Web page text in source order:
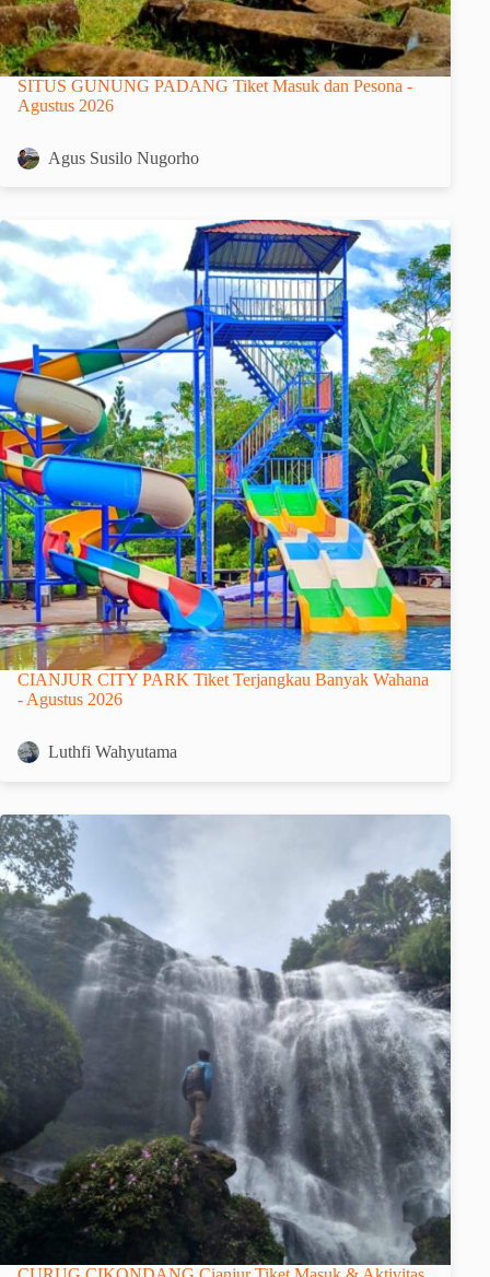
SITUS GUNUNG PADANG Tiket Masuk dan Pesona -
Agustus 2026
Agus Susilo Nugorho
CIANJUR CITY PARK Tiket Terjangkau Banyak Wahana
- Agustus 2026
Luthfi Wahyutama